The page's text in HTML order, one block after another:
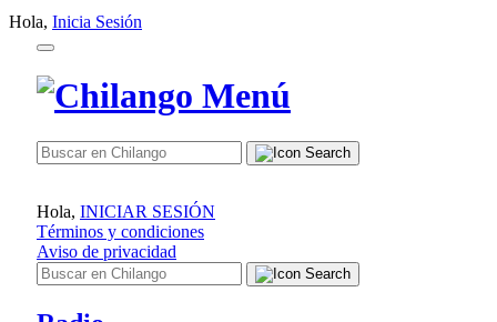
Hola, Inicia Sesión
Hola, INICIAR SESIÓN
Términos y condiciones
Aviso de privacidad